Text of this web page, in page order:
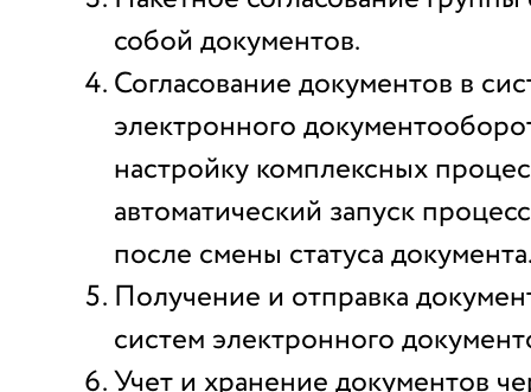
собой документов.
Согласование документов в
электронного
настройку комплексных
автоматический запуск
после смены статуса
Получение и отправка
систем электронного
Учет и хранение документов